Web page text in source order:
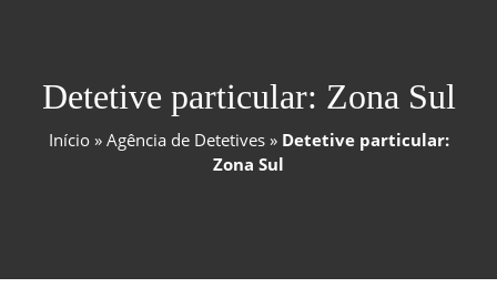
Detetive particular: Zona Sul
Início» Agência de Detetives» Detetive particular:
Zona Sul